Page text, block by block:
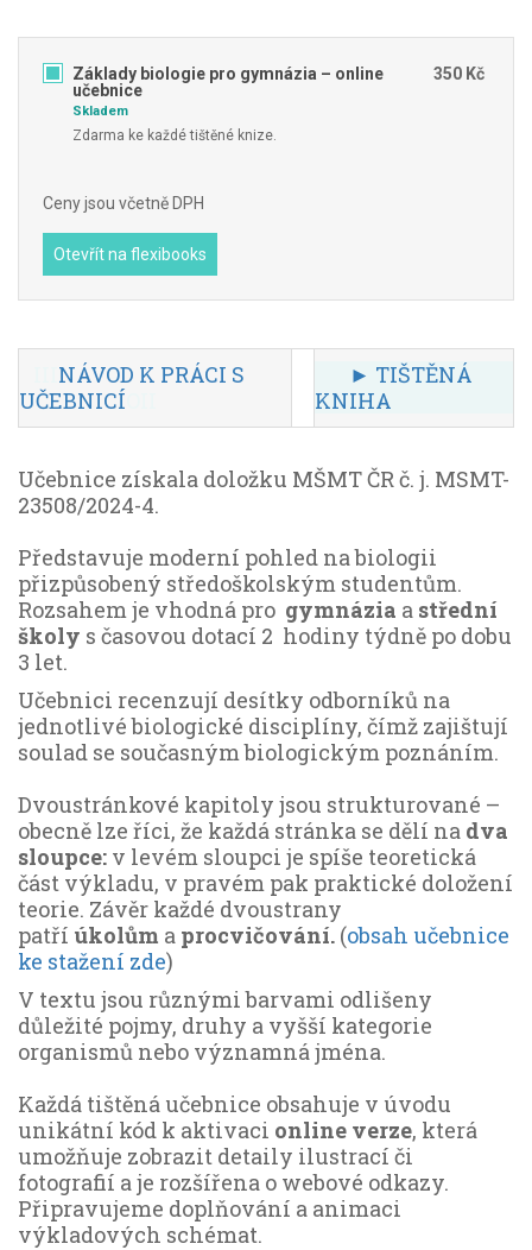
Základy biologie pro gymnázia – online
učebnice
350 Kč
Skladem
Zdarma ke každé tištěné knize.
Ceny jsou včetně DPH
Otevřít na flexibooks
NÁVOD K PRÁCI S
UČEBNICÍ
► TIŠTĚNÁ
KNIHA
Učebnice získala doložku MŠMT ČR č. j. MSMT-
23508/2024-4.
Představuje moderní pohled na biologii
přizpůsobený středoškolským studentům.
Rozsahem je vhodná pro gymnázia a střední
školy s časovou dotací 2 hodiny týdně po dobu
3 let.
Učebnici recenzují desítky odborníků na
jednotlivé biologické disciplíny, čímž zajištují
soulad se současným biologickým poznáním.
Dvoustránkové kapitoly jsou strukturované –
obecně lze říci, že každá stránka se dělí na dva
sloupce: v levém sloupci je spíše teoretická
část výkladu, v pravém pak praktické doložení
teorie. Závěr každé dvoustrany
patří úkolům a procvičování. (obsah učebnice
ke stažení zde)
V textu jsou různými barvami odlišeny
důležité pojmy, druhy a vyšší kategorie
organismů nebo významná jména.
Každá tištěná učebnice obsahuje v úvodu
unikátní kód k aktivaci online verze, která
umožňuje zobrazit detaily ilustrací či
fotografií a je rozšířena o webové odkazy.
Připravujeme doplňování a animaci
výkladových schémat.